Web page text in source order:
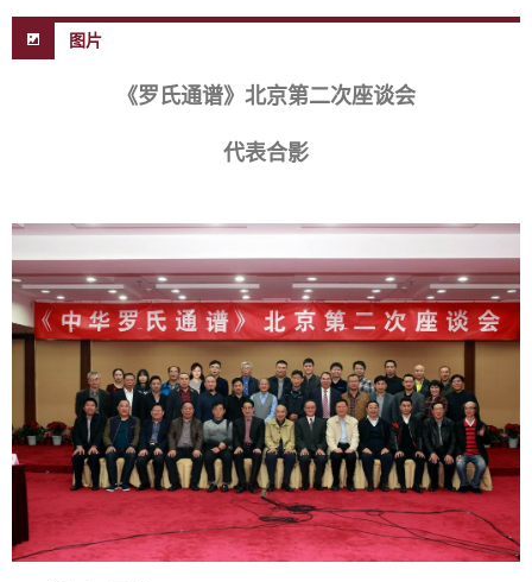
图片
《罗氏通谱》北京第二次座谈会
代表合影